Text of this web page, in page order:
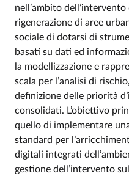
nell’ambito
rigenerazione di aree
sociale di dotarsi di
basati su dati ed
la modellizzazione e
scala per l’analisi di
definizione delle priorità
consolidati. L’obiettivo
quello di implementare
standard per
digitali integrati
gestione dell’intervento